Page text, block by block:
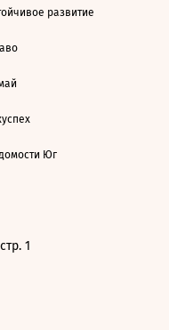
развитие
Юг
1